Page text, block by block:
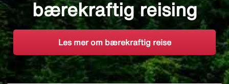
bærekraftig reising
Les mer om bærekraftig reise